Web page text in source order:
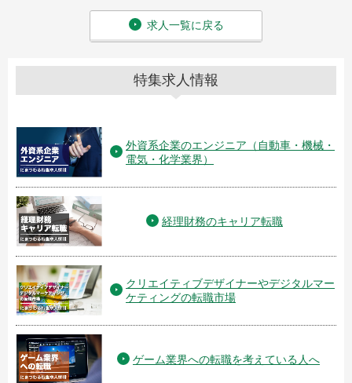
求人一覧に戻る
特集求人情報
外資系企業のエンジニア（自動車・機械・
電気・化学業界）
経理財務のキャリア転職
クリエイティブデザイナーやデジタルマー
ケティングの転職市場
ゲーム業界への転職を考えている人へ